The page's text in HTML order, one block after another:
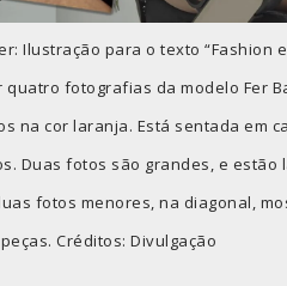
Ilustração para o texto “Fashion
fotografias da modelo Fer
na cor laranja. Está sentada em
Duas fotos são grandes, e estão
fotos menores, na diagonal,
Créditos: Divulgação